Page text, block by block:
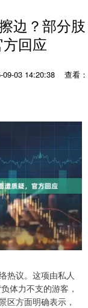
边？部分肢
回应
09-03 14:20:38
查看：
热议。这项由私人
体力不支的游客，
区方面明确表示，